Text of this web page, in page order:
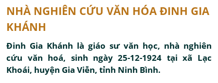
NHÀ NGHIÊN CỨU VĂN HÓA ĐINH GIA
KHÁNH
Đinh Gia Khánh là giáo sư văn học, nhà nghiên
cứu văn hoá, sinh ngày 25-12-1924 tại xã Lạc
Khoái, huyện Gia Viễn, tỉnh Ninh Bình.